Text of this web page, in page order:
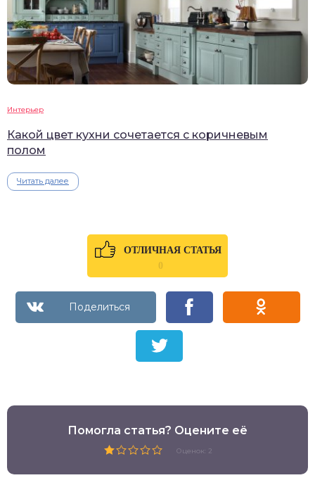
Интерьер
Какой цвет кухни сочетается с коричневым
полом
Читать далее
ОТЛИЧНАЯ СТАТЬЯ
0
Помогла статья? Оцените её
Оценок: 2